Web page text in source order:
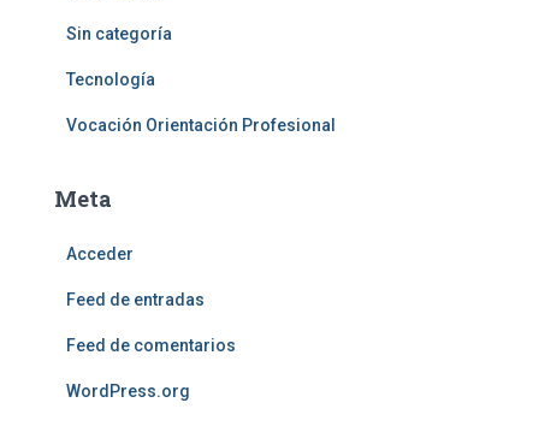
Sin categoría
Tecnología
Vocación Orientación Profesional
Meta
Acceder
Feed de entradas
Feed de comentarios
WordPress.org